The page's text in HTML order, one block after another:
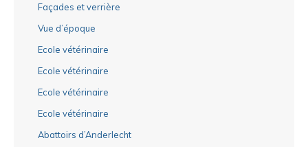
Façades et verrière
Vue d’époque
Ecole vétérinaire
Ecole vétérinaire
Ecole vétérinaire
Ecole vétérinaire
Abattoirs d’Anderlecht